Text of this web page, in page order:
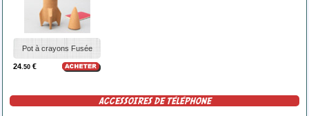
Pot à crayons Fusée
24.50 €
ACCESSOIRES DE TÉLÉPHONE